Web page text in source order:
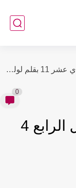
رواية غرام وانتقام الفصل الرابع 4